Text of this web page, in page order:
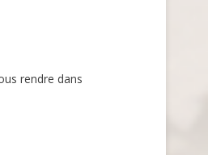
rendre dans